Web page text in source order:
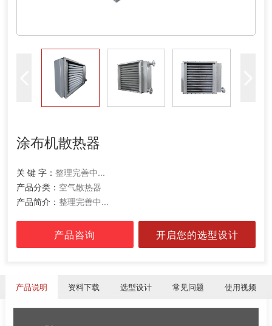
涂布机散热器
关 键 字： 整理完善中...
产品分类： 空气散热器
产品简介： 整理完善中...
产品咨询 开启您的选型设计
产品说明 资料下载 选型设计 常见问题 使用视频